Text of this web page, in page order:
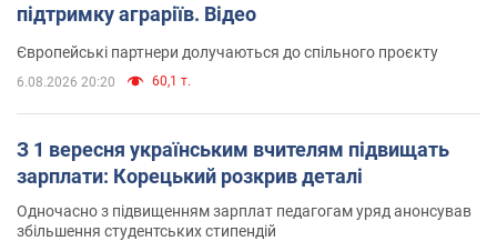
підтримку аграріїв. Відео
Європейські партнери долучаються до спільного проєкту
6.08.2026 20:20 60,1 т.
З 1 вересня українським вчителям підвищать
зарплати: Корецький розкрив деталі
Одночасно з підвищенням зарплат педагогам уряд анонсував
збільшення студентських стипендій